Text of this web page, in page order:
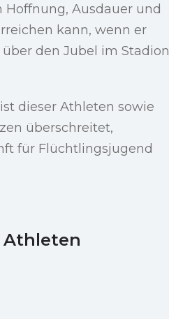
Hoffnung, Ausdauer und
kann, wenn er
den Jubel im Stadion
dieser Athleten sowie
überschreitet,
für Flüchtlingsjugend
Athleten